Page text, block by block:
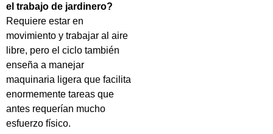
el trabajo de jardinero?
Requiere estar en
movimiento y trabajar al aire
libre, pero el ciclo también
enseña a manejar
maquinaria ligera que facilita
enormemente tareas que
antes requerían mucho
esfuerzo físico.